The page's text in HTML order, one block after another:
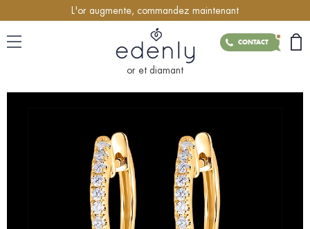
L'or augmente, commandez maintenant
CONTACT
or et diamant